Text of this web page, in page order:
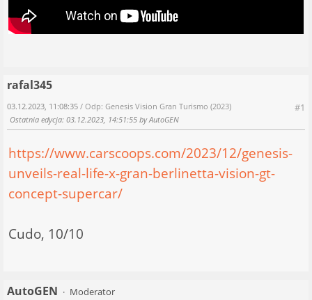
rafal345
#1
03.12.2023, 11:08:35 / Odp: Genesis Vision Gran Turismo (2023)
Ostatnia edycja: 03.12.2023, 14:51:55 by AutoGEN
https://www.carscoops.com/2023/12/genesis-
unveils-real-life-x-gran-berlinetta-vision-gt-
concept-supercar/
Cudo, 10/10
AutoGEN
Moderator